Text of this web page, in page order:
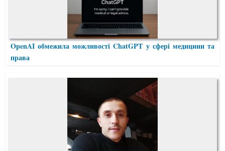
OpenAI обмежила можливості ChatGPT у сфері медицини та
права